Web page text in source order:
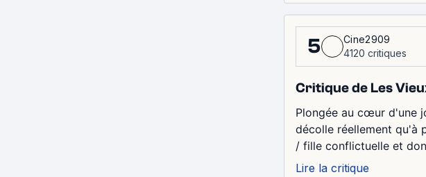
5
Cine2909
4120 critiques
Critique de Les
Plongée au cœur d'une
décolle réellement qu'à
/ fille conflictuelle et
Lire la critique